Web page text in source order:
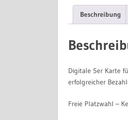
Beschreibung
Digitale 5er Karte
erfolgreicher
Freie Platzwahl –